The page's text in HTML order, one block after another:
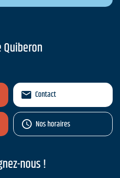
Contact
Nos horaires
nous !